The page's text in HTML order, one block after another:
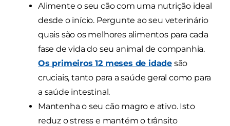
Alimente o seu cão com uma nutrição ideal
desde o início. Pergunte ao seu veterinário
quais são os melhores alimentos para cada
fase de vida do seu animal de companhia.
Os primeiros 12 meses de idade são
cruciais, tanto para a saúde geral como para
a saúde intestinal.
Mantenha o seu cão magro e ativo. Isto
reduz o stress e mantém o trânsito